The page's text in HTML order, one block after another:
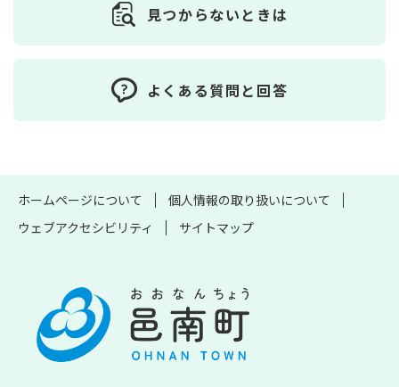
見つからないときは
よくある質問と回答
ホームページについて
個人情報の取り扱いについて
ウェブアクセシビリティ
サイトマップ